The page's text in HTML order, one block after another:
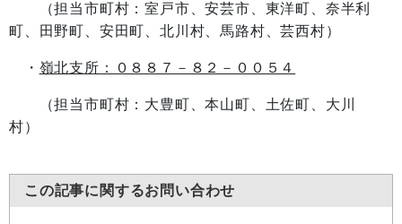
（担当市町村：室戸市、安芸市、東洋町、奈半利
町、田野町、安田町、北川村、馬路村、芸西村）
・ 嶺北支所：０８８７－８２－００５４
（担当市町村：大豊町、本山町、土佐町、大川
村）
この記事に関するお問い合わせ